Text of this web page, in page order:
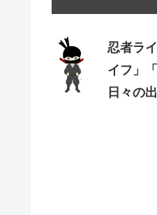
忍者ラ
イフ」
日々の